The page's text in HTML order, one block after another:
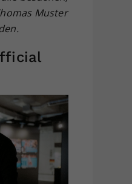
Muster